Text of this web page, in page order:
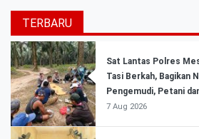
TERBARU
Sat Lantas Polres
Tasi Berkah, Bagikan
Pengemudi, Petani
7 Aug 2026